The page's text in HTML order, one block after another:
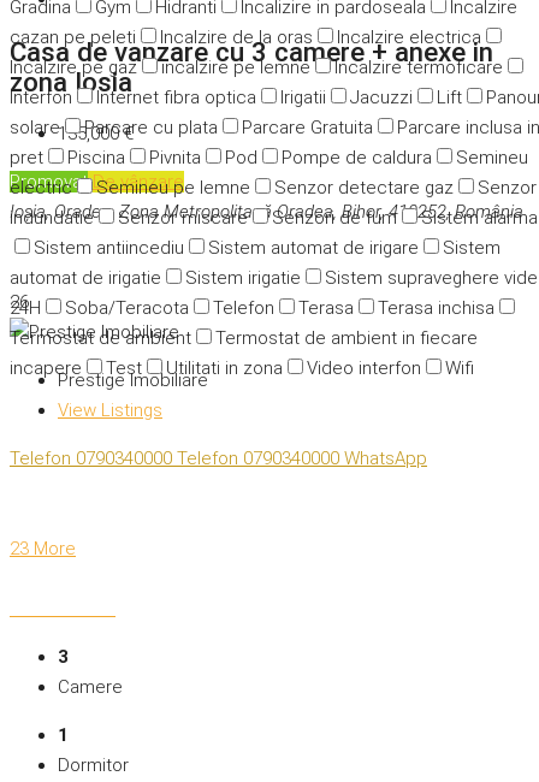
Gradina
Gym Hidranti Incalizire in pardoseala
Incalzire
cazan pe peleti
Incalzire de la oras
Incalzire electrica
Incalzire pe gaz
incalzire pe lemne
Incalzire termoficare
Interfon
Internet fibra optica Irigatii Jacuzzi Lift
solare
Parcare cu plata Parcare Gratuita
Parcare inclusa in
pret
Piscina Pivnita Pod Pompe de caldura
Semineu
electric
Semineu pe lemne Senzor detectare gaz
Senzor
indundatie
Senzor miscare Senzori de fum
Sistem alarma
Sistem antiincediu
Sistem automat de irigare
Sistem
automat de irigatie
Sistem irigatie
Sistem supraveghere
24H
Soba/Teracota Telefon Terasa
Terasa inchisa
Termostat de ambient
Termostat de ambient in fiecare
incapere
Test Utilitati in zona Video interfon Wifi
Casa de vanzare cu 3 camere + anexe in
zona Iosia
135,000 €
PromovatDe vânzare
Ioșia, Oradea, Zona Metropolitană Oradea, Bihor, 410252, România
26
Prestige Imobiliare
View Listings
Telefon 0790340000 Telefon 0790340000 WhatsApp
23 More
3
Camere
1
Dormitor